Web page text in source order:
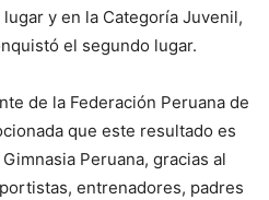
y en la Categoría Juvenil,
el segundo lugar.
de la Federación Peruana de
que este resultado es
Peruana, gracias al
entrenadores, padres